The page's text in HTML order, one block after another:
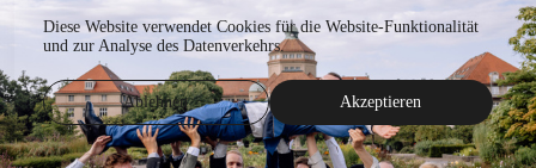
Diese Website verwendet Cookies für die Website-Funktionalität
und zur Analyse des Datenverkehrs.
Ablehnen Akzeptieren